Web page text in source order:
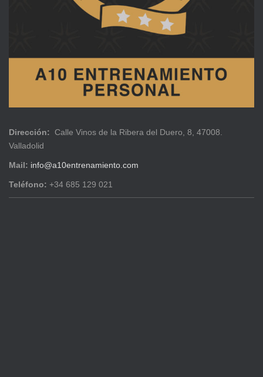
Dirección: Calle Vinos de la Ribera del Duero, 8, 47008.
Valladolid
Mail: info@a10entrenamiento.com
Teléfono: +34 685 129 021